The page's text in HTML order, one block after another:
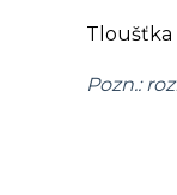
Tloušťka
Pozn.: